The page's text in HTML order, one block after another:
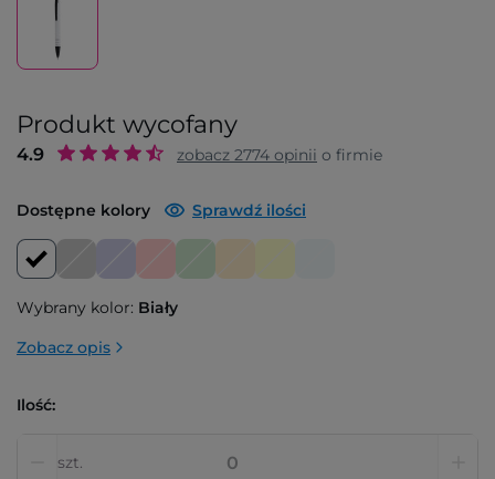
Produkt wycofany
4.9 zobacz 2774 opinii o firmie
Dostępne kolory Sprawdź ilości
Wybrany kolor: Biały
Zobacz opis
Ilość:
szt.